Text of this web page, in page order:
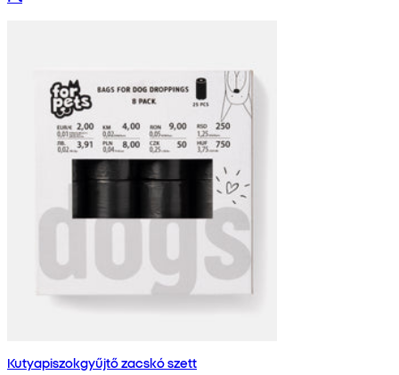
Kutyapiszokgyűjtő zacskó szett